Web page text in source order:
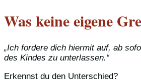
Was keine eigene
„Ich fordere dich hiermit auf, ab
des Kindes zu unterlassen.“
Erkennst du den Unterschied?